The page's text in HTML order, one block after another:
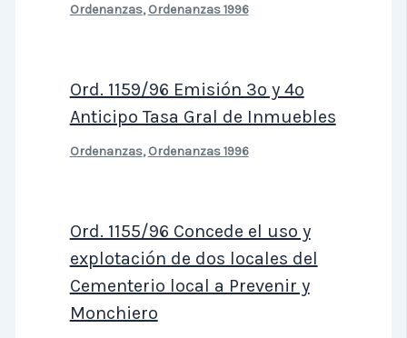
Ordenanzas,Ordenanzas 1996
Ord. 1159/96 Emisión 3º y 4º
Anticipo Tasa Gral de Inmuebles
Ordenanzas,Ordenanzas 1996
Ord. 1155/96 Concede el uso y
explotación de dos locales del
Cementerio local a Prevenir y
Monchiero